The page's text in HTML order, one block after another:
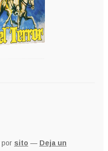
por sito — Deja un